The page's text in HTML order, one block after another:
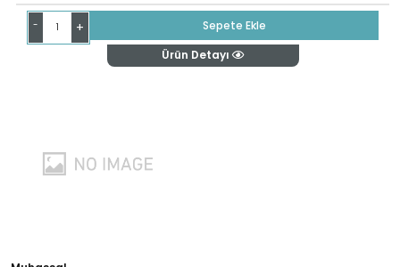
- +
Sepete Ekle
Ürün Detayı